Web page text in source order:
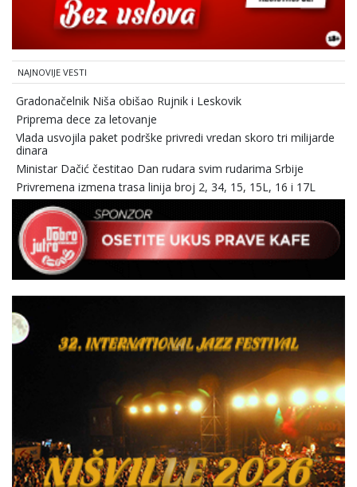
NAJNOVIJE VESTI
Gradonačelnik Niša obišao Rujnik i Leskovik
Priprema dece za letovanje
Vlada usvojila paket podrške privredi vredan skoro tri milijarde
dinara
Ministar Dačić čestitao Dan rudara svim rudarima Srbije
Privremena izmena trasa linija broj 2, 34, 15, 15L, 16 i 17L